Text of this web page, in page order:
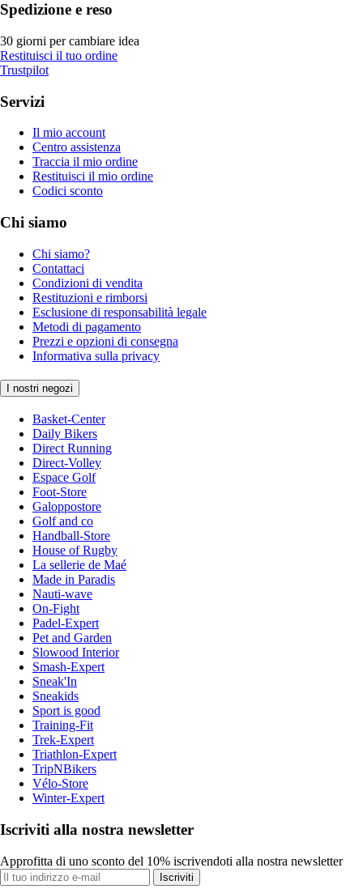
Spedizione e reso
30 giorni per cambiare idea
Restituisci il tuo ordine
Trustpilot
Servizi
Il mio account
Centro assistenza
Traccia il mio ordine
Restituisci il mio ordine
Codici sconto
Chi siamo
Chi siamo?
Contattaci
Condizioni di vendita
Restituzioni e rimborsi
Esclusione di responsabilità legale
Metodi di pagamento
Prezzi e opzioni di consegna
Informativa sulla privacy
I nostri negozi
Basket-Center
Daily Bikers
Direct Running
Direct-Volley
Espace Golf
Foot-Store
Galoppostore
Golf and co
Handball-Store
House of Rugby
La sellerie de Maé
Made in Paradis
Nauti-wave
On-Fight
Padel-Expert
Pet and Garden
Slowood Interior
Smash-Expert
Sneak'In
Sneakids
Sport is good
Training-Fit
Trek-Expert
Triathlon-Expert
TripNBikers
Vélo-Store
Winter-Expert
Iscriviti alla nostra newsletter
Approfitta di uno sconto del 10% iscrivendoti alla nostra newsletter
Iscriviti